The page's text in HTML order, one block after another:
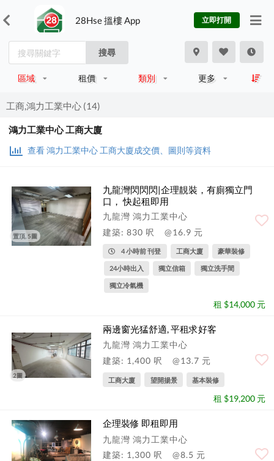
28Hse 搵樓 App 立即打開
搜尋
區域 租價 類別 更多
工商,鴻力工業中心 (14)
鴻力工業中心 工商大廈
查看 鴻力工業中心 工商大廈成交價、圖則等資料
置頂, 5圖
九龍灣閃閃閃|企理靚裝，有廁獨立門
口， 快起租即用
九龍灣 鴻力工業中心
建築: 830 呎
@16.9 元
4 小時前 刊登 工商大廈 豪華裝修
24小時出入 獨立信箱 獨立洗手間
獨立冷氣機
租 $14,000 元
2圖
兩邊窗光猛舒適, 平租求好客
九龍灣 鴻力工業中心
建築: 1,400 呎
@13.7 元
工商大廈 望開揚景 基本裝修
租 $19,200 元
企理裝修 即租即用
九龍灣 鴻力工業中心
建築: 1,300 呎
@8.5 元